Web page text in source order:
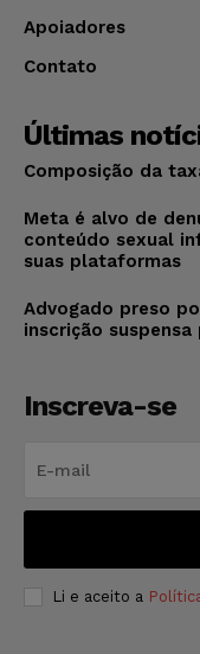
Apoiadores
Contato
Últimas
Composição da
Meta é alvo de
conteúdo sexual
suas plataformas
Advogado preso
inscrição suspensa
Inscreva-se
Li e aceito a